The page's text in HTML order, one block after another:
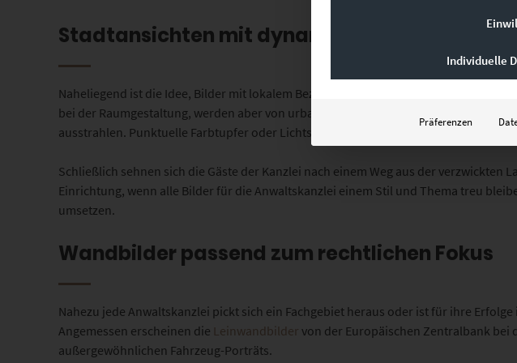
Stadtansichten mit dynamischer Botschaft
Naheliegend ist die Idee, Bilder mit lokalem Bezug in der Kanzlei aufzuhängen.
bei der Raumgestaltung, werden aber von urbaner Fotokunst übertroffen.
ausstrahlen. Punktuelle Farbtupfer oder Lichtschweife integrieren eine Dynamik, die
Schließlich sehnen sich die Gäste der Kanzlei nach einem Weg aus der
Einrichtung, wenn alle Bilder für die Anwaltskanzlei einem Stil und Thema treu
umsetzen.
Wandbilder passend zum rechtlichen Fokus
Nahezu jede Anwaltskanzlei pickt sich ein Fachgebiet heraus oder ist für ihre
Angemessen erscheinen die
Leinwandbilder von der Europäischen Zentralbank bei
außergewöhnlichen Fahrzeug-Porträts.
Individuelle
Präferenzen